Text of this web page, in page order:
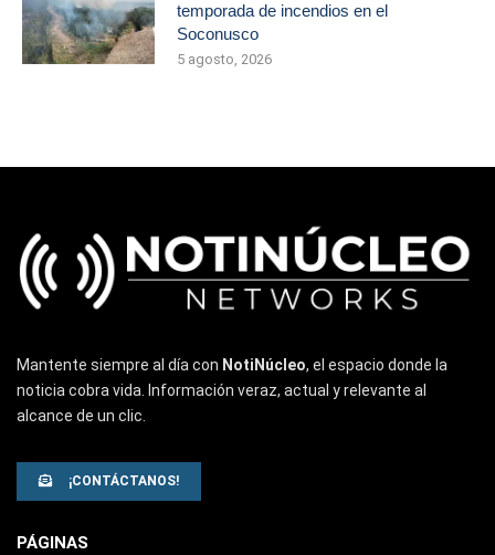
temporada de incendios en el
Soconusco
5 agosto, 2026
Mantente siempre al día con NotiNúcleo, el espacio donde la
noticia cobra vida. Información veraz, actual y relevante al
alcance de un clic.
¡CONTÁCTANOS!
PÁGINAS